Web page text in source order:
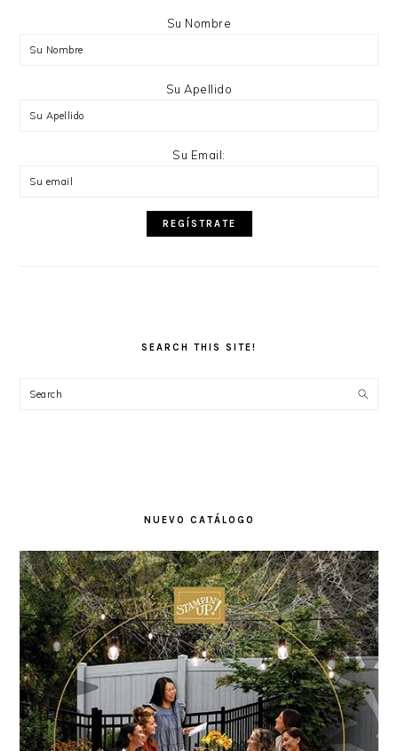
Su Nombre
Su Apellido
Su Email:
SEARCH THIS SITE!
Search
NUEVO CATÁLOGO